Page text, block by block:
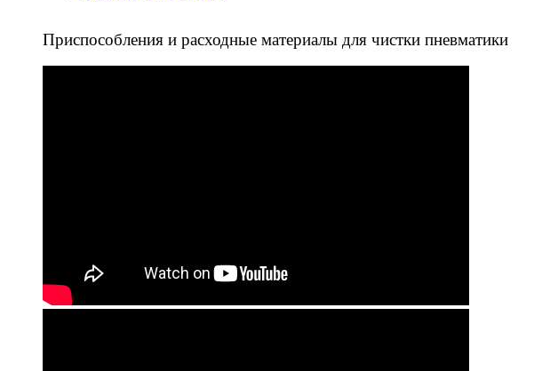
Приспособления и расходные материалы для чистки пневматики